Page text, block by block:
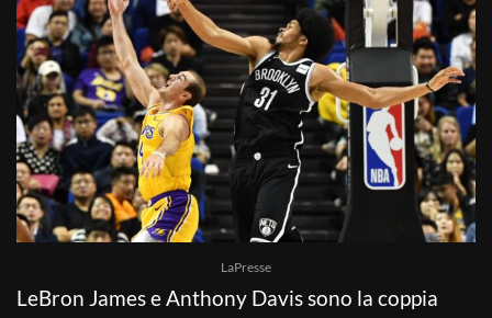
LaPresse
LeBron James e Anthony Davis sono la coppia